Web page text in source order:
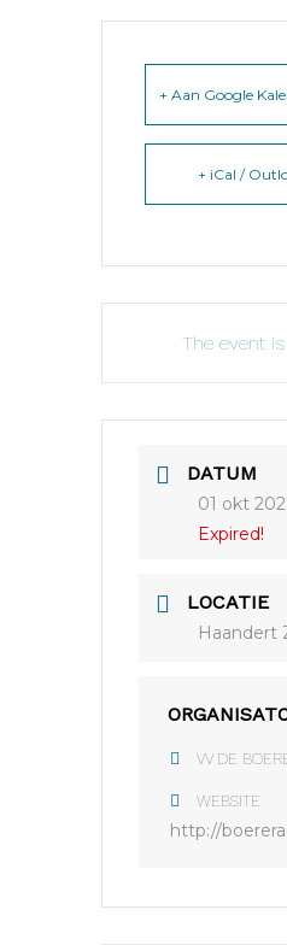
+ Aan Google
+ iCal /
The event is
DATUM
01 okt
Expired!
LOCATIE
Haandert
VV DE
WEBSITE
http://